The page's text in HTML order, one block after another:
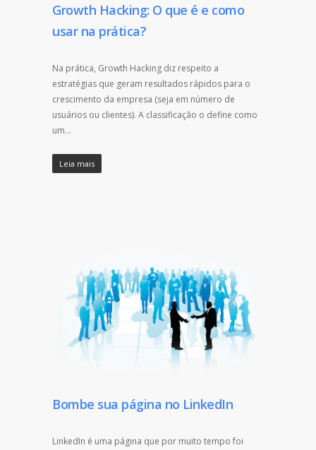
Growth Hacking: O que é e como
usar na prática?
Na prática, Growth Hacking diz respeito a
estratégias que geram resultados rápidos para o
crescimento da empresa (seja em número de
usuários ou clientes). A classificação o define como
um…
Leia mais
Bombe sua página no LinkedIn
LinkedIn é uma página que por muito tempo foi